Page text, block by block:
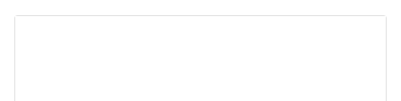
doble de selección de China con LED1